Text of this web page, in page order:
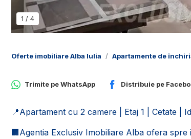
1 / 4
Oferte imobiliare Alba Iulia Apartamente de
Trimite peWhatsApp Distribuie pe
📍Apartament cu 2 camere | Etaj 1 | Cetate |
🏢Agentia Exclusiv Imobiliare Alba ofera